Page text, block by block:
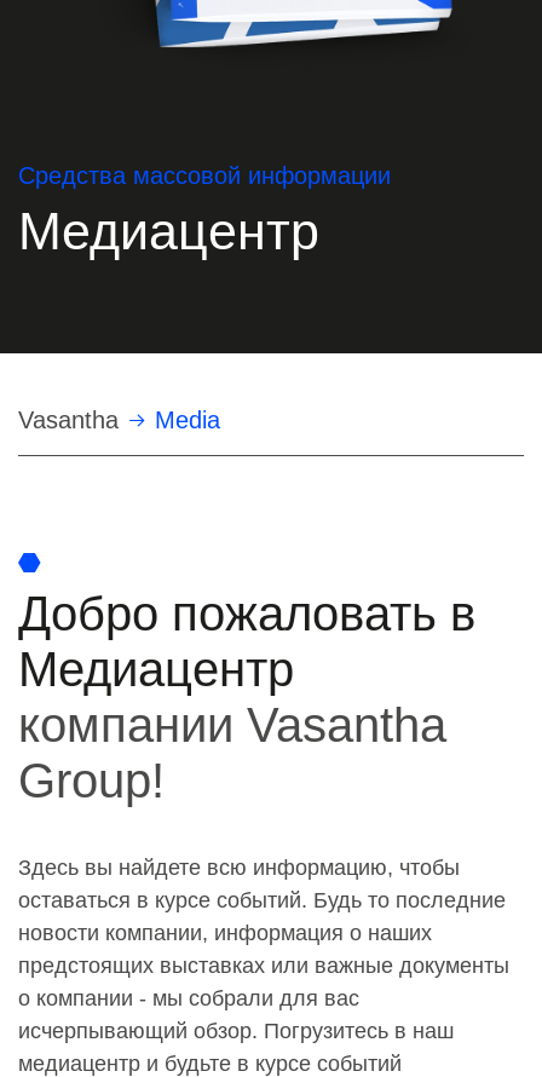
Средства массовой информации
Медиацентр
Строка
навигации
Vasantha Media
Добро пожаловать в
Медиацентр
компании Vasantha
Group!
Здесь вы найдете всю информацию, чтобы
оставаться в курсе событий. Будь то последние
новости компании, информация о наших
предстоящих выставках или важные документы
о компании - мы собрали для вас
исчерпывающий обзор. Погрузитесь в наш
медиацентр и будьте в курсе событий